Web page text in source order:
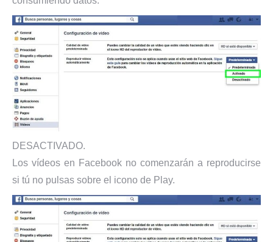
DESACTIVADO.
Los vídeos en Facebook no comenzarán a reproducirse
si tú no pulsas sobre el icono de Play.